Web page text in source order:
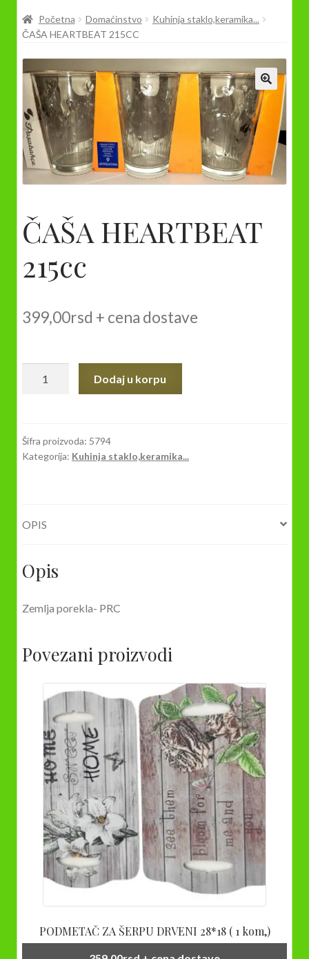
Prodavnica
Početna Domaćinstvo
Kuhinja staklo,keramika...
ČAŠA HEARTBEAT 215CC
ČAŠA HEARTBEAT
215cc
399,00rsd + cena dostave
Dodaj u korpu
Šifra proizvoda: 5794
Kategorija: Kuhinja staklo,keramika...
OPIS
Opis
Zemlja porekla- PRC
Povezani proizvodi
PODMETAČ ZA ŠERPU DRVENI 28*18 ( 1 kom,)